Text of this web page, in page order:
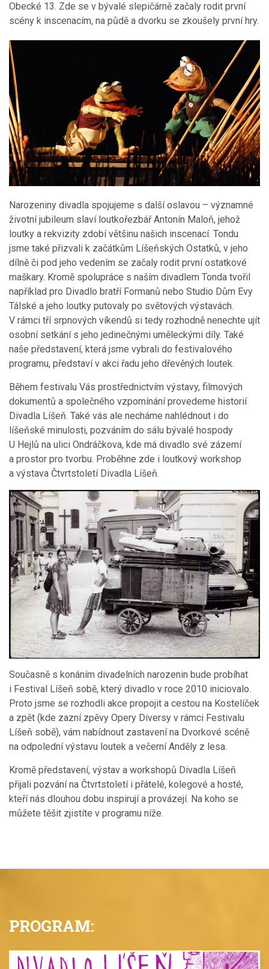
Obecké 13. Zde se v bývalé slepičárně začaly rodit první
scény k inscenacím, na půdě a dvorku se zkoušely první hry.
Narozeniny divadla spojujeme s další oslavou – významné
životní jubileum slaví loutkořezbář Antonín Maloň, jehož
loutky a rekvizity zdobí většinu našich inscenací. Tondu
jsme také přizvali k začátkům Líšeňských Ostatků, v jeho
dílně či pod jeho vedením se začaly rodit první ostatkové
maškary. Kromě spolupráce s naším divadlem Tonda tvořil
například pro Divadlo bratří Formanů nebo Studio Dům Evy
Tálské a jeho loutky putovaly po světových výstavách.
V rámci tří srpnových víkendů si tedy rozhodně nenechte ujít
osobní setkání s jeho jedinečnými uměleckými díly. Také
naše představení, která jsme vybrali do festivalového
programu, představí v akci řadu jeho dřevěných loutek.
Během festivalu Vás prostřednictvím výstavy, filmových
dokumentů a společného vzpomínání provedeme historií
Divadla Líšeň. Také vás ale necháme nahlédnout i do
líšeňské minulosti, pozváním do sálu bývalé hospody
U Hejlů na ulici Ondráčkova, kde má divadlo své zázemí
a prostor pro tvorbu. Proběhne zde i loutkový workshop
a výstava Čtvrtstoletí Divadla Líšeň.
Současně s konáním divadelních narozenin bude probíhat
i Festival Líšeň sobě, který divadlo v roce 2010 iniciovalo.
Proto jsme se rozhodli akce propojit a cestou na Kostelíček
a zpět (kde zazní zpěvy Opery Diversy v rámci Festivalu
Líšeň sobě), vám nabídnout zastavení na Dvorkové scéně
na odpolední výstavu loutek a večerní Anděly z lesa.
Kromě představení, výstav a workshopů Divadla Líšeň
přijali pozvání na Čtvrtstoletí i přátelé, kolegové a hosté,
kteří nás dlouhou dobu inspirují a provázejí. Na koho se
můžete těšit zjistíte v programu níže.
PROGRAM: